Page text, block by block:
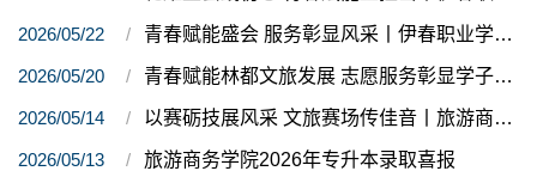
2026/05/22 青春赋能盛会 服务彰显风采丨伊春职业学院旅游商务学院青年志愿者服务第十届中国-俄罗斯博览会
2026/05/20 青春赋能林都文旅发展 志愿服务彰显学子担当—— 旅游商务学院服务“5・19 中国旅游日”伊春主题活动
2026/05/14 以赛砺技展风采 文旅赛场传佳音丨旅游商务学院师生在全市导游讲解员行业技能大赛中斩获佳绩
2026/05/13 旅游商务学院2026年专升本录取喜报